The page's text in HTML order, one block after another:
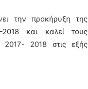
την προκήρυξη της
2018 και καλεί τους
2017- 2018 στις εξής